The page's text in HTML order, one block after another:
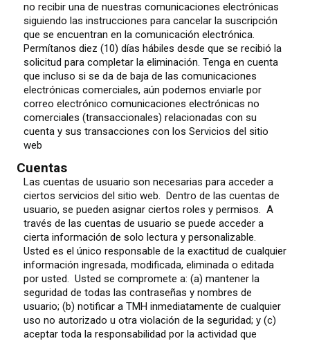
no recibir una de nuestras comunicaciones electrónicas
siguiendo las instrucciones para cancelar la suscripción
que se encuentran en la comunicación electrónica.
Permítanos diez (10) días hábiles desde que se recibió la
solicitud para completar la eliminación. Tenga en cuenta
que incluso si se da de baja de las comunicaciones
electrónicas comerciales, aún podemos enviarle por
correo electrónico comunicaciones electrónicas no
comerciales (transaccionales) relacionadas con su
cuenta y sus transacciones con los Servicios del sitio
web
Cuentas
Las cuentas de usuario son necesarias para acceder a
ciertos servicios del sitio web. Dentro de las cuentas de
usuario, se pueden asignar ciertos roles y permisos. A
través de las cuentas de usuario se puede acceder a
cierta información de solo lectura y personalizable.
Usted es el único responsable de la exactitud de cualquier
información ingresada, modificada, eliminada o editada
por usted. Usted se compromete a: (a) mantener la
seguridad de todas las contraseñas y nombres de
usuario; (b) notificar a TMH inmediatamente de cualquier
uso no autorizado u otra violación de la seguridad; y (c)
aceptar toda la responsabilidad por la actividad que